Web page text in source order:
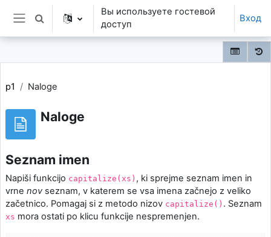
Перейти к основному содержанию
Боковая панель
Изменить данные поисковой строки
Вы используете гостевой
доступ
Вход
p1 Naloge
Naloge
Seznam imen
Napiši funkcijo capitalize(xs) , ki sprejme seznam imen in
vrne nov seznam, v katerem se vsa imena začnejo z veliko
začetnico. Pomagaj si z metodo nizov capitalize() . Seznam
xs mora ostati po klicu funkcije nespremenjen.